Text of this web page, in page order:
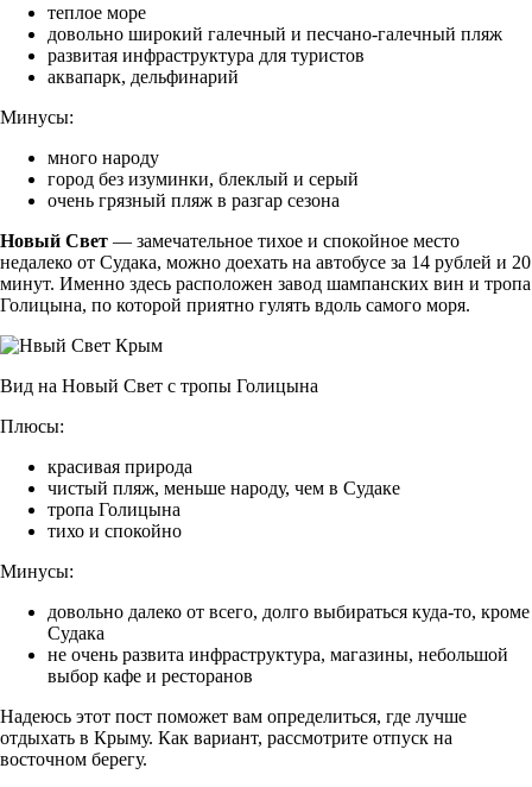
теплое море
довольно широкий галечный и песчано-галечный пляж
развитая инфраструктура для туристов
аквапарк, дельфинарий
Минусы:
много народу
город без изуминки, блеклый и серый
очень грязный пляж в разгар сезона
Новый Свет — замечательное тихое и спокойное место
недалеко от Судака, можно доехать на автобусе за 14 рублей и 20
минут. Именно здесь расположен завод шампанских вин и тропа
Голицына, по которой приятно гулять вдоль самого моря.
Вид на Новый Свет с тропы Голицына
Плюсы:
красивая природа
чистый пляж, меньше народу, чем в Судаке
тропа Голицына
тихо и спокойно
Минусы:
довольно далеко от всего, долго выбираться куда-то, кроме
Судака
не очень развита инфраструктура, магазины, небольшой
выбор кафе и ресторанов
Надеюсь этот пост поможет вам определиться, где лучше
отдыхать в Крыму. Как вариант, рассмотрите отпуск на
восточном берегу.